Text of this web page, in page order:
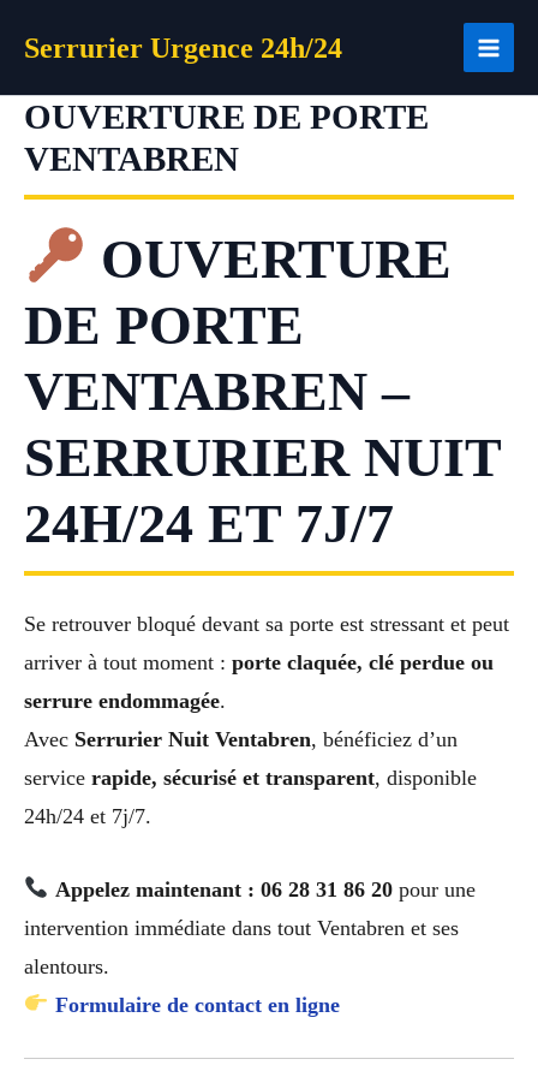
Serrurier Urgence 24h/24
OUVERTURE DE PORTE
VENTABREN
OUVERTURE
DE PORTE
VENTABREN –
SERRURIER NUIT
24H/24 ET 7J/7
Se retrouver bloqué devant sa porte est stressant et peut
arriver à tout moment : porte claquée, clé perdue ou
serrure endommagée.
Avec Serrurier Nuit Ventabren, bénéficiez d’un
service rapide, sécurisé et transparent, disponible
24h/24 et 7j/7.
Appelez maintenant : 06 28 31 86 20pour une
intervention immédiate dans tout Ventabren et ses
alentours.
Formulaire de contact en ligne